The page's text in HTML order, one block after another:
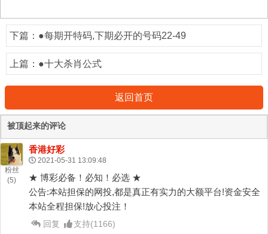
下篇： ●每期开特码,下期必开的号码22-49
上篇： ●十大杀肖公式
返回首页